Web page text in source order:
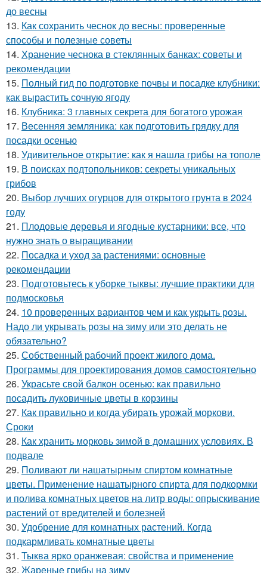
до весны
13. Как сохранить чеснок до весны: проверенные
способы и полезные советы
14. Хранение чеснока в стеклянных банках: советы и
рекомендации
15. Полный гид по подготовке почвы и посадке клубники:
как вырастить сочную ягоду
16. Клубника: 3 главных секрета для богатого урожая
17. Весенняя земляника: как подготовить грядку для
посадки осенью
18. Удивительное открытие: как я нашла грибы на тополе
19. В поисках подтопольников: секреты уникальных
грибов
20. Выбор лучших огурцов для открытого грунта в 2024
году
21. Плодовые деревья и ягодные кустарники: все, что
нужно знать о выращивании
22. Посадка и уход за растениями: основные
рекомендации
23. Подготовьтесь к уборке тыквы: лучшие практики для
подмосковья
24. 10 проверенных вариантов чем и как укрыть розы.
Надо ли укрывать розы на зиму или это делать не
обязательно?
25. Собственный рабочий проект жилого дома.
Программы для проектирования домов самостоятельно
26. Украсьте свой балкон осенью: как правильно
посадить луковичные цветы в корзины
27. Как правильно и когда убирать урожай моркови.
Сроки
28. Как хранить морковь зимой в домашних условиях. В
подвале
29. Поливают ли нашатырным спиртом комнатные
цветы. Применение нашатырного спирта для подкормки
и полива комнатных цветов на литр воды: опрыскивание
растений от вредителей и болезней
30. Удобрение для комнатных растений. Когда
подкармливать комнатные цветы
31. Тыква ярко оранжевая: свойства и применение
32. Жареные грибы на зиму